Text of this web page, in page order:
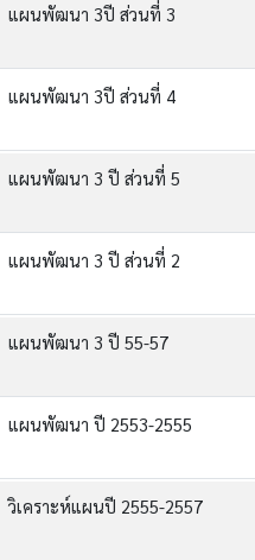
แผนพัฒนา 3ปี ส่วนที่ 3
แผนพัฒนา 3ปี ส่วนที่ 4
แผนพัฒนา 3 ปี ส่วนที่ 5
แผนพัฒนา 3 ปี ส่วนที่ 2
แผนพัฒนา 3 ปี 55-57
แผนพัฒนา ปี 2553-2555
วิเคราะห์แผนปี 2555-2557